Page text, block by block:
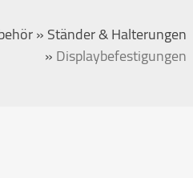
»Ständer & Halterungen
»Displaybefestigungen